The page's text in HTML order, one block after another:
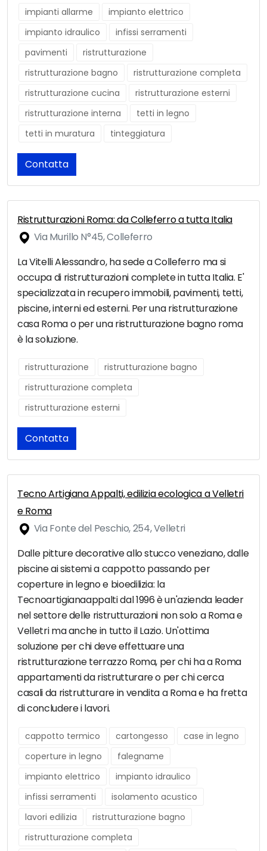
impianti allarme
impianto elettrico
impianto idraulico
infissi serramenti
pavimenti
ristrutturazione
ristrutturazione bagno
ristrutturazione completa
ristrutturazione cucina
ristrutturazione esterni
ristrutturazione interna
tetti in legno
tetti in muratura
tinteggiatura
Contatta
Ristrutturazioni Roma: da Colleferro a tutta Italia
Via Murillo N°45, Colleferro
La Vitelli Alessandro, ha sede a Colleferro ma si
occupa di ristrutturazioni complete in tutta Italia. E'
specializzata in recupero immobili, pavimenti, tetti,
piscine, interni ed esterni. Per una ristrutturazione
casa Roma o per una ristrutturazione bagno roma
è la soluzione.
ristrutturazione
ristrutturazione bagno
ristrutturazione completa
ristrutturazione esterni
Contatta
Tecno Artigiana Appalti, edilizia ecologica a Velletri
e Roma
Via Fonte del Peschio, 254, Velletri
Dalle pitture decorative allo stucco veneziano, dalle
piscine ai sistemi a cappotto passando per
coperture in legno e bioedilizia: la
Tecnoartigianaappalti dal 1996 è un'azienda leader
nel settore delle ristrutturazioni non solo a Roma e
Velletri ma anche in tutto il Lazio. Un'ottima
soluzione per chi deve effettuare una
ristrutturazione terrazzo Roma, per chi ha a Roma
appartamenti da ristrutturare o per chi cerca
casali da ristrutturare in vendita a Roma e ha fretta
di concludere i lavori.
cappotto termico cartongesso
case in legno
coperture in legno
falegname
impianto elettrico
impianto idraulico
infissi serramenti
isolamento acustico
lavori edilizia
ristrutturazione bagno
ristrutturazione completa